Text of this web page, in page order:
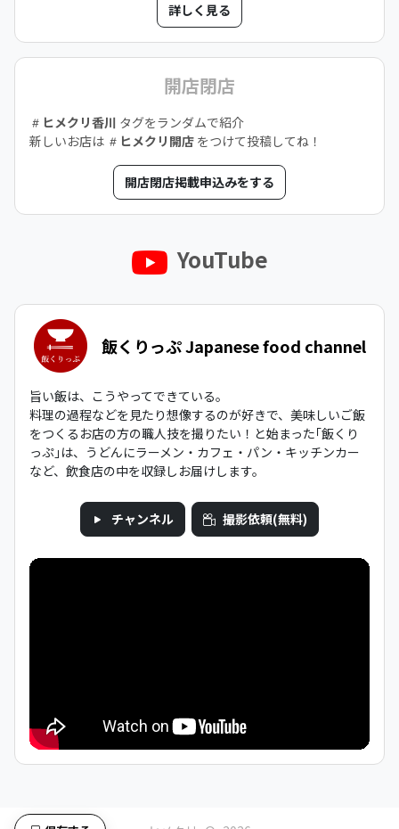
詳しく見る
開店閉店
ヒメクリ香川 タグをランダムで紹介
新しいお店は
ヒメクリ開店 をつけて投稿してね！
開店閉店掲載申込みをする
YouTube
飯くりっぷ Japanese food channel
旨い飯は、こうやってできている。
料理の過程などを見たり想像するのが好きで、美味しいご飯
をつくるお店の方の職人技を撮りたい！と始まった｢飯くり
っぷ｣は、うどんにラーメン・カフェ・パン・キッチンカー
など、飲食店の中を収録しお届けします。
チャンネル 撮影依頼(無料)